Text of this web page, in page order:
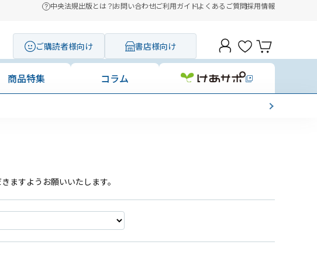
中央法規出版とは？お問い合わせご利用ガイドよくあるご質問採用情報
ご購読者様向け 書店様向け
商品特集 コラム
ますようお願いいたします。